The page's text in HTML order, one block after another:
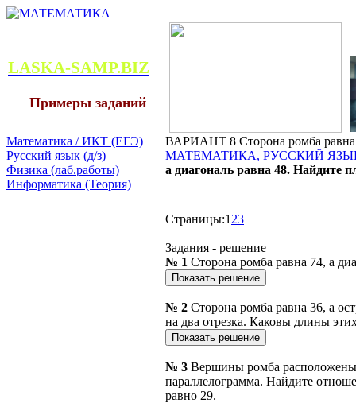
LASKA-SAMP.BIZ
Примеры заданий
Математика / ИКТ (ЕГЭ)
Русский язык (д/з)
Физика (лаб.работы)
Информатика (Теория)
ВАРИАНТ 8 Сторона ромба равна
МАТЕМАТИКА, РУССКИЙ
а диагональ равна 48. Найдите
Страницы:1 23
Задания - решение
№ 1 Сторона ромба равна 74, а
№ 2 Сторона ромба равна 36, а
на два отрезка. Каковы длины
№ 3 Вершины ромба расположены
параллелограмма. Найдите
равно 29.